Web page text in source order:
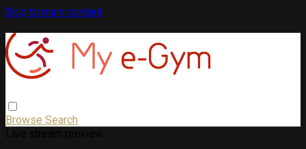
Skip to main content
Browse Search